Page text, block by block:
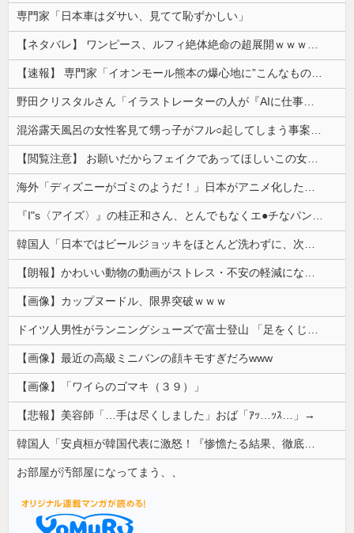
専門家「日本車はダサい、見てて恥ずかしい」
【ネタバレ】 ワンピース、ルフィ絶体絶命の超展開ｗｗｗｗｗｗｗｗｗｗｗｗｗｗｗｗｗｗｗｗｗｗｗｗｗｗｗｗｗｗｗｗｗｗｗｗｗｗｗｗｗｗｗｗｗ...
【速報】 専門家「イオンモール熊本の爆心地に”こんなもの”があったんだけど…」
野田クリスタルさん「イラストレーターの人が『AIに仕事を奪われる』って言ってるけど、あなた達は"仕事を奪う側"じゃない？」
混浴露天風呂の女性客見て甥っ子がフル○起してしまう事案が発生 part4
【閲覧注意】 お願いだからフェイクであってほしいこの女児の動画、本物だった…
海外「ディズニーがゴミのようだ！」日本がアニメ化した米人気SF作品に絶賛の声が殺到中
『I"s〈アイズ〉』の桂正和さん、とんでもなくエ●チなパンツを描く。これもう芸術だろ
韓国人「日本ではビールジョッキをほとんど洗わずに、次の客に出すんだ！ これが証拠の映像だ!!」……あー、なるほどですねー。韓国には「アレ」がないんだ？
【朗報】かわいい動物の動画がストレス・不安の軽減になる可能性。英大学の研究で実証
【画像】カップヌードル、限界突破ｗｗｗ
ドイツ人男性がランニングシューズで富士登山 「足をくじいて動けない」
【画像】最近の高級ミニバンの顔キモすぎだろwww
【画像】「ワイらのゴマキ（３９）」
【悲報】美容師「…手は尽くしました」おば「ｱｯ…ｯｽ…」→
韓国人「安貞桓が韓国代表に激怒！『惨憺たる結果、徹底的な刷新が必要だ』と監督や協会を痛烈批判」
お部屋が汚部屋になってまう、、